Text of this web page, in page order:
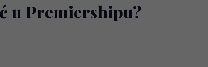
u Premiershipu?